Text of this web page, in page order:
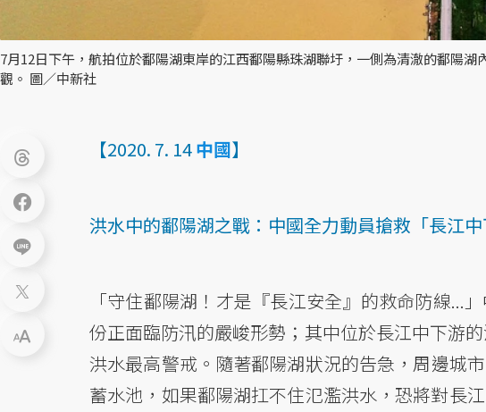
7月12日下午，航拍位於鄱陽湖東岸的江西鄱陽縣珠湖聯圩，一側為清澈的鄱陽
觀。 圖／中新社
【2020. 7. 14中國】
洪水中的鄱陽湖之戰：中國全力動員搶救「長江
「守住鄱陽湖！才是『長江安全』的救命防線...
份正面臨防汛的嚴峻形勢；其中位於長江中下游
洪水最高警戒。隨著鄱陽湖狀況的告急，周邊
蓄水池，如果鄱陽湖扛不住氾濫洪水，恐將對長